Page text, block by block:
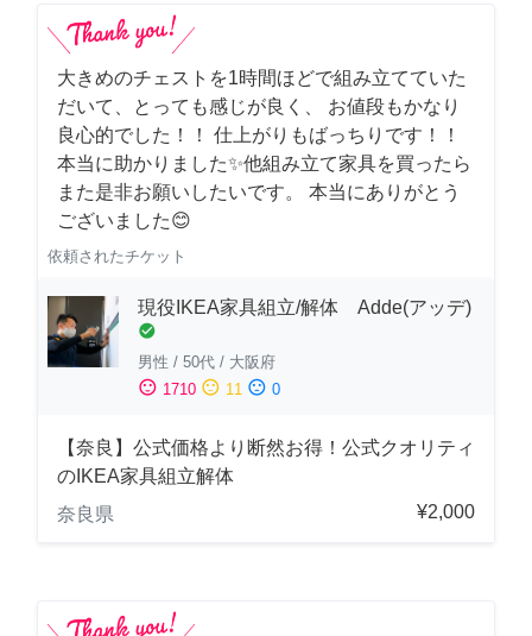
大きめのチェストを1時間ほどで組み立てていた
だいて、とっても感じが良く、 お値段もかなり
良心的でした！！ 仕上がりもばっちりです！！
本当に助かりました✨他組み立て家具を買ったら
また是非お願いしたいです。 本当にありがとう
ございました😊
依頼されたチケット
現役IKEA家具組立/解体 Adde(アッデ)
check_circle
男性 / 50代 / 大阪府
sentiment_satisfied 1710 sentiment_neutral 11 sentiment_dissatisfied 0
【奈良】公式価格より断然お得！公式クオリティ
のIKEA家具組立解体
奈良県
¥2,000